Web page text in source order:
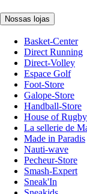
Nossas lojas
Basket-Center
Direct Running
Direct-Volley
Espace Golf
Foot-Store
Galope-Store
Handball-Store
House of Rugby
La sellerie de
Made in Paradis
Nauti-wave
Pecheur-Store
Smash-Expert
Sneak'In